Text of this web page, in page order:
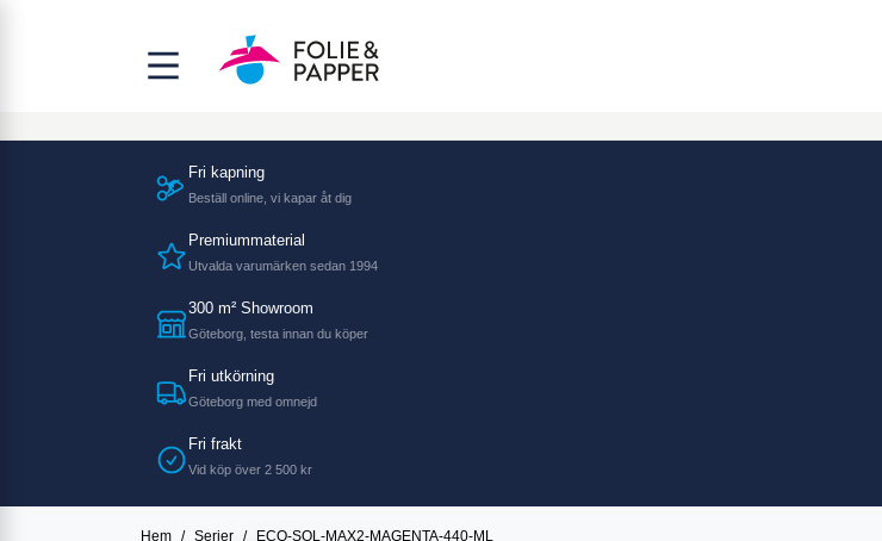
Fri kapning
Beställ online, vi kapar åt dig
Premiummaterial
Utvalda varumärken sedan 1994
300 m² Showroom
Göteborg, testa innan du köper
Fri utkörning
Göteborg med omnejd
Fri frakt
Vid köp över 2 500 kr
Hem / Serier / ECO-SOL-MAX2-MAGENTA-440-ML